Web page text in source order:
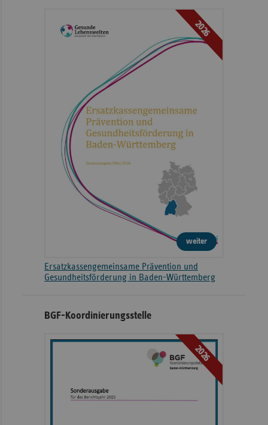
2026
weiter
Ersatzkassengemeinsame Prävention und
Gesundheitsförderung in Baden-Württemberg
BGF-Koordinierungsstelle
2026